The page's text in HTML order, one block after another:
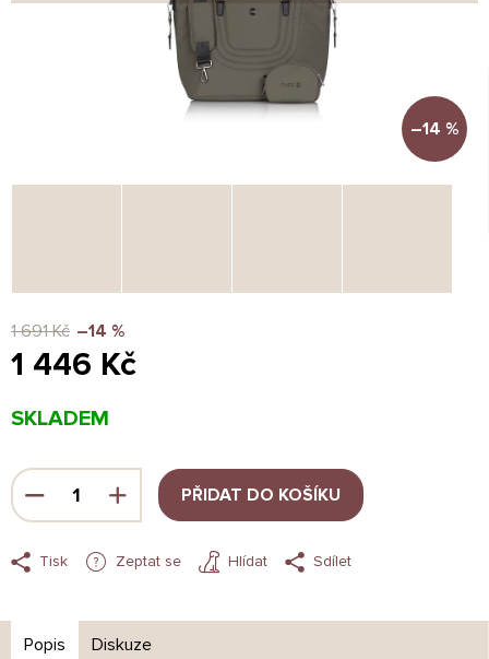
–14 %
1 691 Kč –14 %
1 446 Kč
cena:
SKLADEM
PŘIDAT DO KOŠÍKU
Tisk Zeptat se Hlídat Sdílet
Popis Diskuze